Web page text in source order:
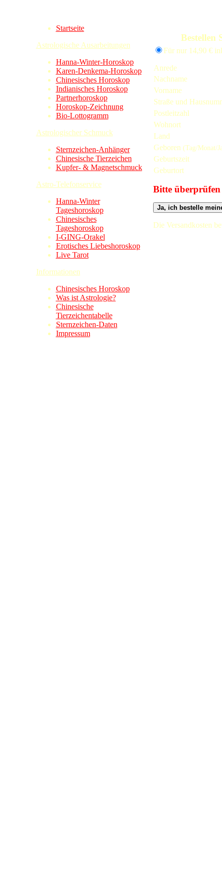
Startseite
Astrologische Ausarbeitungen
Hanna-Winter-Horoskop
Karen-Denkema-Horoskop
Chinesisches Horoskop
Indianisches Horoskop
Partnerhoroskop
Horoskop-Zeichnung
Bio-Lottogramm
Astrologischer Schmuck
Sternzeichen-Anhänger
Chinesische Tierzeichen
Kupfer- & Magnetschmuck
Astro-Telefonservice
Hanna-Winter
Tageshoroskop
Chinesisches
Tageshoroskop
I-GING-Orakel
Erotisches Liebeshoroskop
Live Tarot
Informationen
Chinesisches Horoskop
Was ist Astrologie?
Chinesische
Tierzeichentabelle
Sternzeichen-Daten
Impressum
Bestellen
Für nur 14,90 €
Anrede
Nachname
Vorname
Straße und
Postleitzahl
Wohnort
Land
Geboren (Tag/Monat/
Geburtszeit
Geburtort
Bitte überprüfen
Die Versandkosten